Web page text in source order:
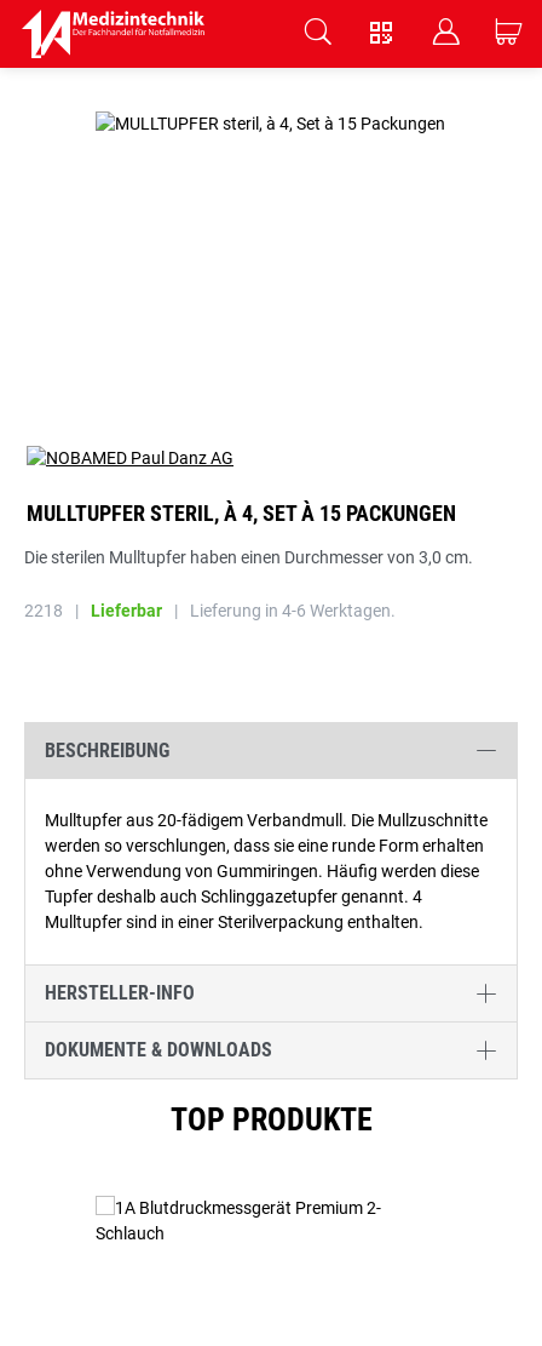
V B C
MULLTUPFER STERIL, À 4, SET À 15 PACKUNGEN
Die sterilen Mulltupfer haben einen Durchmesser von 3,0 cm.
2218 | Lieferbar | Lieferung in 4-6 Werktagen.
BESCHREIBUNG
Mulltupfer aus 20-fädigem Verbandmull. Die Mullzuschnitte
werden so verschlungen, dass sie eine runde Form erhalten
ohne Verwendung von Gummiringen. Häufig werden diese
Tupfer deshalb auch Schlinggazetupfer genannt. 4
Mulltupfer sind in einer Sterilverpackung enthalten.
HERSTELLER-INFO
DOKUMENTE & DOWNLOADS
TOP PRODUKTE